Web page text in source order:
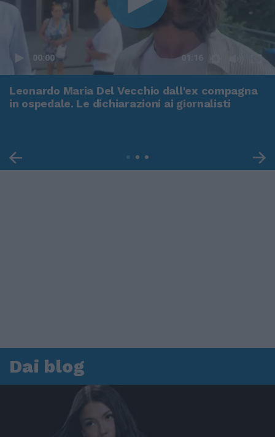
00:00
Leonardo Maria Del Vecchio dall'ex compagna
in ospedale. Le dichiarazioni ai giornalisti
Dai blog